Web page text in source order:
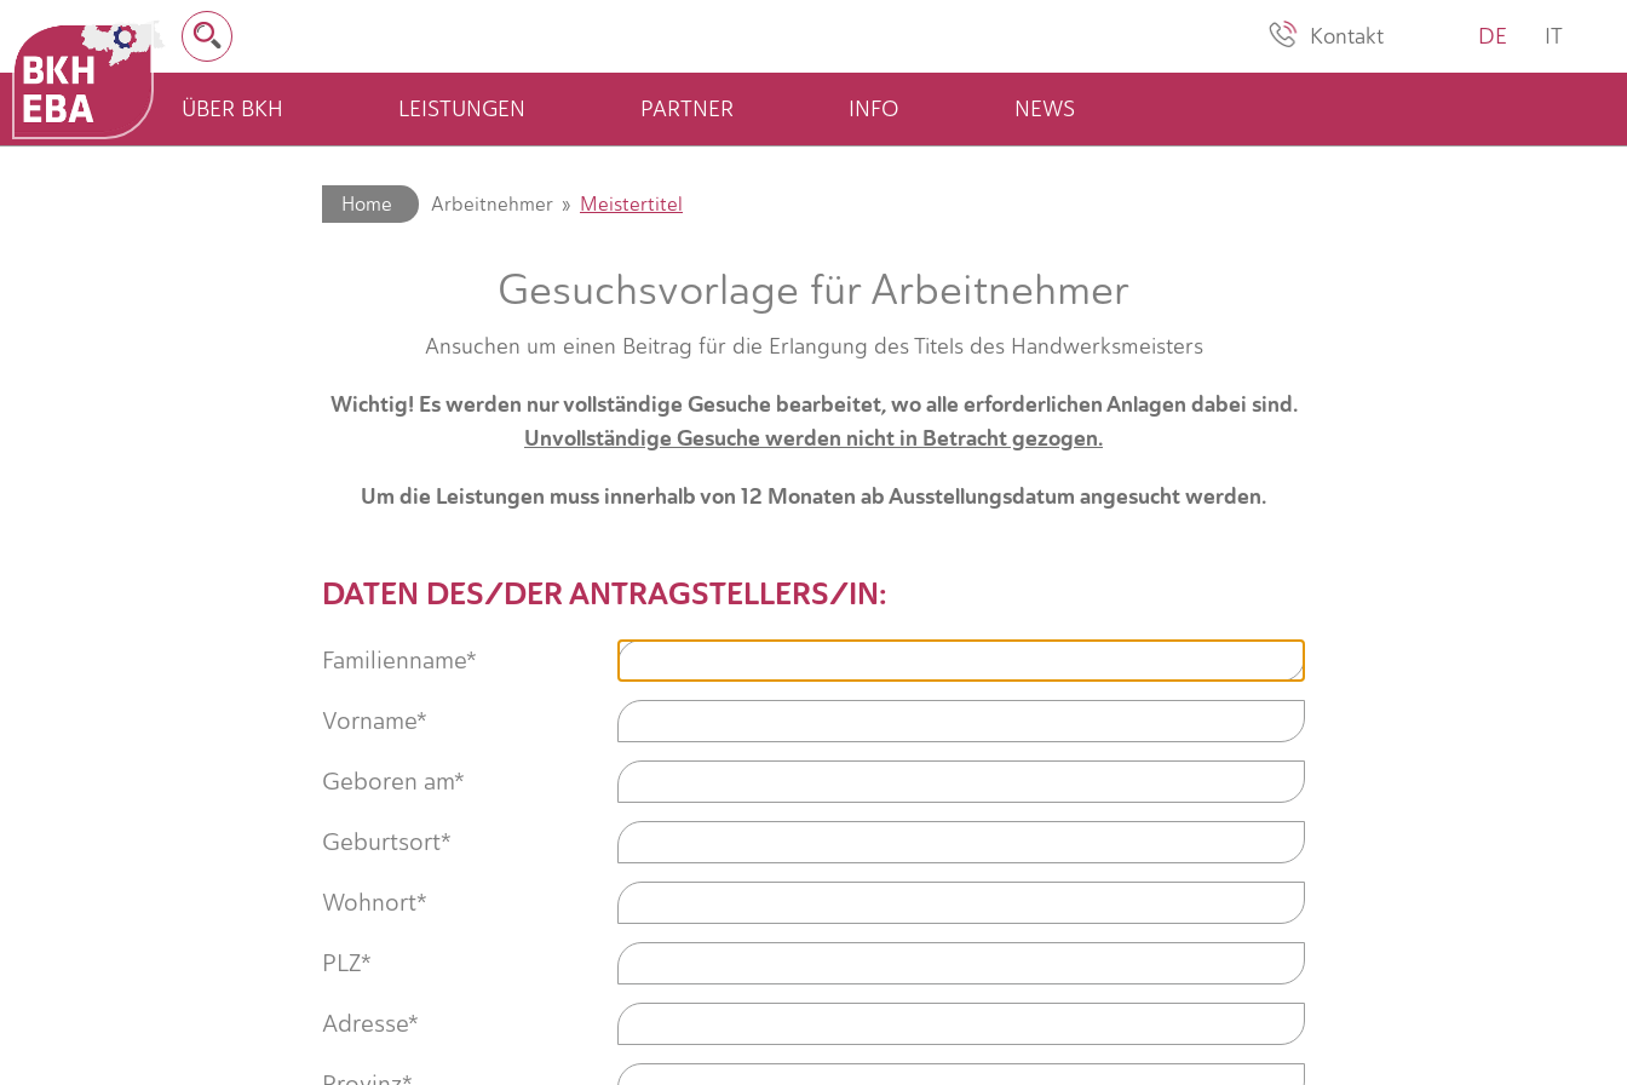
Kontakt DE IT
ÜBER BKH LEISTUNGEN PARTNER INFO NEWS
Home Arbeitnehmer Meistertitel
Gesuchsvorlage für Arbeitnehmer
Ansuchen um einen Beitrag für die Erlangung des Titels des Handwerksmeisters
Wichtig! Es werden nur vollständige Gesuche bearbeitet, wo alle erforderlichen Anlagen dabei sind.
Unvollständige Gesuche werden nicht in Betracht gezogen.
Um die Leistungen muss innerhalb von 12 Monaten ab Ausstellungsdatum angesucht werden.
DATEN DES/DER ANTRAGSTELLERS/IN:
Familienname*
Vorname*
Geboren am*
Geburtsort*
Wohnort*
PLZ*
Adresse*